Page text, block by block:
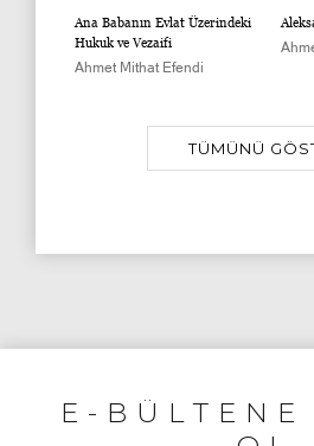
Ana Babanın Evlat Üzerindeki
Hukuk ve Vezaifi
Ahmet Mithat Efendi
TÜMÜNÜ
E-BÜLTENE